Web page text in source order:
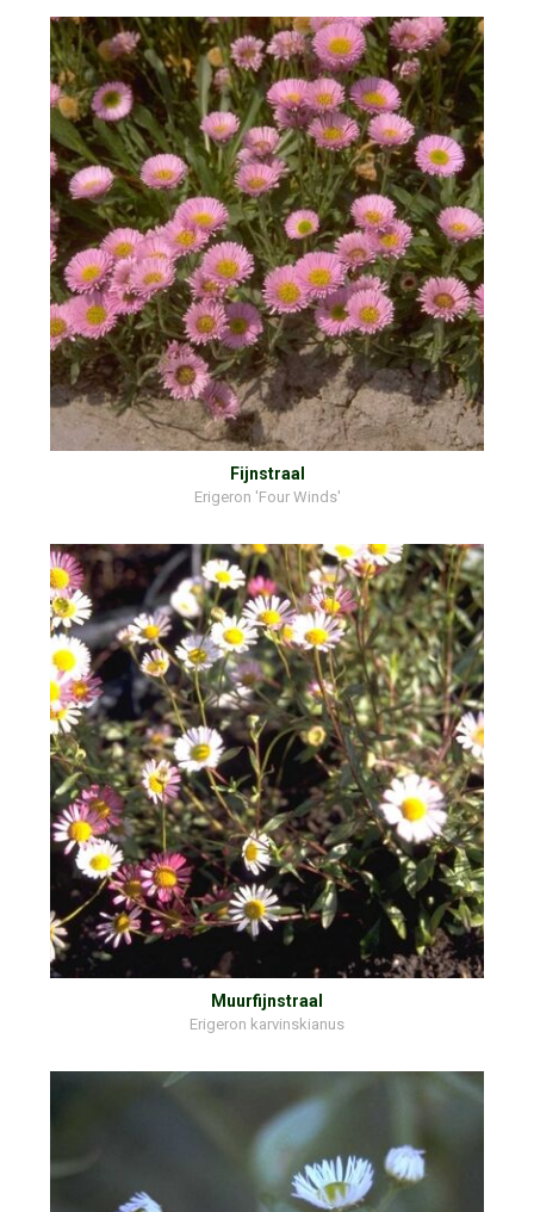
Fijnstraal
Erigeron 'Four Winds'
Muurfijnstraal
Erigeron karvinskianus